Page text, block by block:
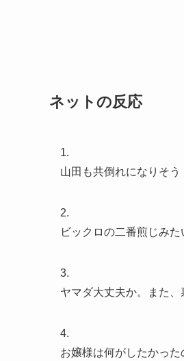
ネットの反応
1.
山田も共倒れになりそう
2.
ビックロの二番煎じみた
3.
ヤマダ大丈夫か。また、
4.
お嬢様は何がしたかった